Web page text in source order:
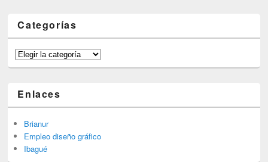
Categorías
Categorías
Enlaces
Brianur
Empleo diseño gráfico
Ibagué